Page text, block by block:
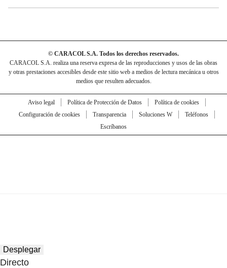
© CARACOL S.A. Todos los derechos reservados.
CARACOL S.A. realiza una reserva expresa de las reproducciones y usos de las obras
y otras prestaciones accesibles desde este sitio web a medios de lectura mecánica u otros
medios que resulten adecuados.
Aviso legal Política de Protección de Datos
Política de cookies
Configuración de cookies
Transparencia Soluciones W
Teléfonos
Escríbanos
Desplegar
Directo